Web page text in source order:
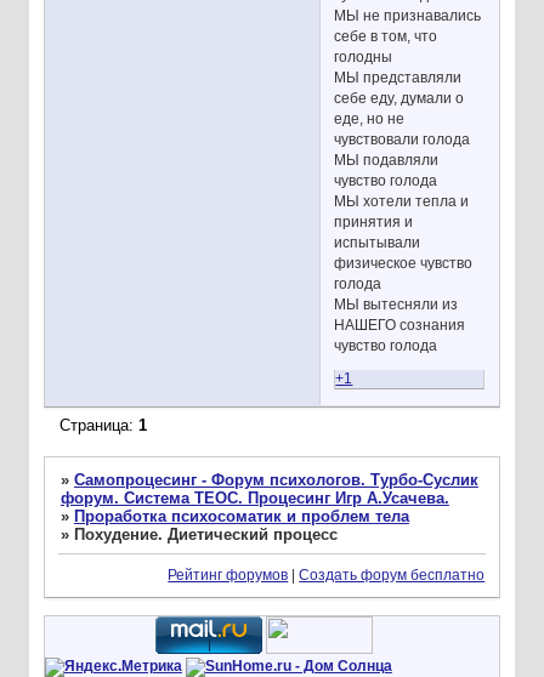
МЫ не признавались
себе в том, что
голодны
МЫ представляли
себе еду, думали о
еде, но не
чувствовали голода
МЫ подавляли
чувство голода
МЫ хотели тепла и
принятия и
испытывали
физическое чувство
голода
МЫ вытесняли из
НАШЕГО сознания
чувство голода
+1
Страница: 1
» Самопроцесинг - Форум психологов. Турбо-Суслик
форум. Система ТЕОС. Процесинг Игр А.Усачева.
» Проработка психосоматик и проблем тела
» Похудение. Диетический процесс
Рейтинг форумов |Создать форум бесплатно